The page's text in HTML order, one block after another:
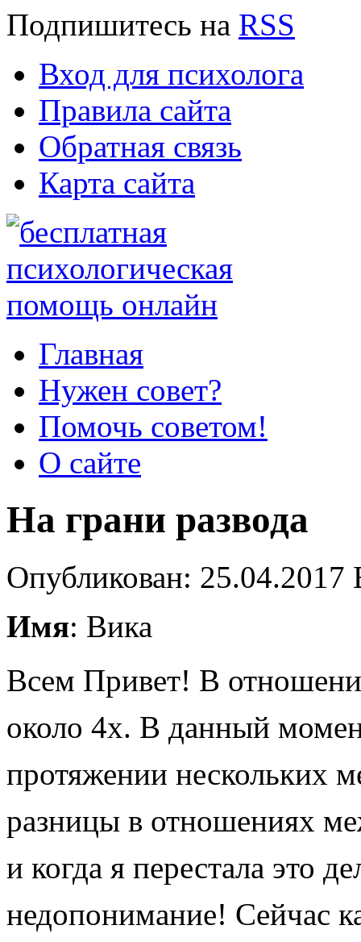
Подпишитесь на RSS
Вход для психолога
Правила сайта
Обратная связь
Карта сайта
Главная
Нужен совет?
Помочь советом!
О сайте
На грани развода
Опубликован:
Имя: Вика
Всем Привет! В
около 4х. В данный
протяжении нескольких
разницы в отношениях
и когда я перестала это
недопонимание! Сейчас